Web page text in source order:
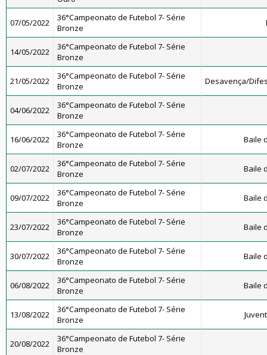
07/05/2022
36°Campeonato de Futebol 7- Série
Bronze
14/05/2022
36°Campeonato de Futebol 7- Série
Bronze
21/05/2022
36°Campeonato de Futebol 7- Série
Bronze
Desavença/
04/06/2022
36°Campeonato de Futebol 7- Série
Bronze
16/06/2022
36°Campeonato de Futebol 7- Série
Bronze
Baile
02/07/2022
36°Campeonato de Futebol 7- Série
Bronze
Baile
09/07/2022
36°Campeonato de Futebol 7- Série
Bronze
Baile
23/07/2022
36°Campeonato de Futebol 7- Série
Bronze
Baile
30/07/2022
36°Campeonato de Futebol 7- Série
Bronze
Baile
06/08/2022
36°Campeonato de Futebol 7- Série
Bronze
Baile
13/08/2022
36°Campeonato de Futebol 7- Série
Bronze
20/08/2022
36°Campeonato de Futebol 7- Série
Bronze